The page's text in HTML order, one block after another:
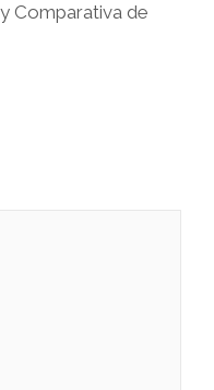
Comparativa de